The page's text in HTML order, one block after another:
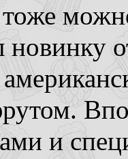
тоже
новинку
и